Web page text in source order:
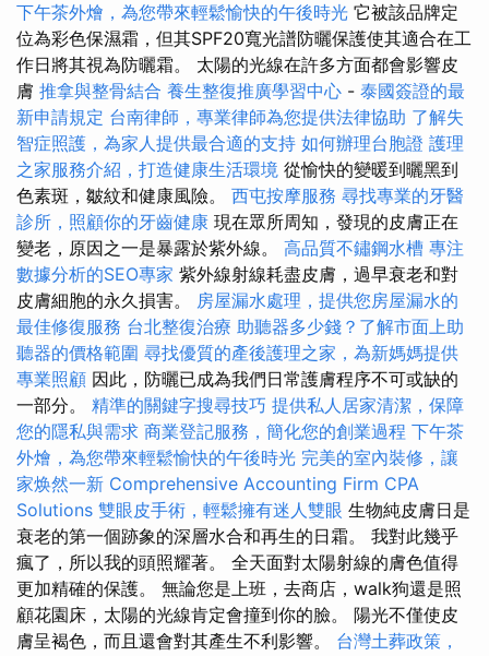
下午茶外燴，為您帶來輕鬆愉快的午後時光 它被該品牌定
位為彩色保濕霜，但其SPF20寬光譜防曬保護使其適合在工
作日將其視為防曬霜。 太陽的光線在許多方面都會影響皮
膚 推拿與整骨結合 養生整復推廣學習中心 - 泰國簽證的最
新申請規定 台南律師，專業律師為您提供法律協助 了解失
智症照護，為家人提供最合適的支持 如何辦理台胞證 護理
之家服務介紹，打造健康生活環境 從愉快的變暖到曬黑到
色素斑，皺紋和健康風險。 西屯按摩服務 尋找專業的牙醫
診所，照顧你的牙齒健康 現在眾所周知，發現的皮膚正在
變老，原因之一是暴露於紫外線。 高品質不鏽鋼水槽 專注
數據分析的SEO專家 紫外線射線耗盡皮膚，過早衰老和對
皮膚細胞的永久損害。 房屋漏水處理，提供您房屋漏水的
最佳修復服務 台北整復治療 助聽器多少錢？了解市面上助
聽器的價格範圍 尋找優質的產後護理之家，為新媽媽提供
專業照顧 因此，防曬已成為我們日常護膚程序不可或缺的
一部分。 精準的關鍵字搜尋技巧 提供私人居家清潔，保障
您的隱私與需求 商業登記服務，簡化您的創業過程 下午茶
外燴，為您帶來輕鬆愉快的午後時光 完美的室內裝修，讓
家焕然一新 Comprehensive Accounting Firm CPA
Solutions 雙眼皮手術，輕鬆擁有迷人雙眼 生物純皮膚日是
衰老的第一個跡象的深層水合和再生的日霜。 我對此幾乎
瘋了，所以我的頭照耀著。 全天面對太陽射線的膚色值得
更加精確的保護。 無論您是上班，去商店，walk狗還是照
顧花園床，太陽的光線肯定會撞到你的臉。 陽光不僅使皮
膚呈褐色，而且還會對其產生不利影響。 台灣土葬政策，